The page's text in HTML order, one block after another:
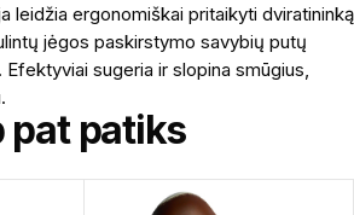
leidžia ergonomiškai pritaikyti dviratininką
jėgos paskirstymo savybių putų
sugeria ir slopina smūgius,
pat patiks